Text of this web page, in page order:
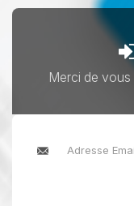
Merci de vous